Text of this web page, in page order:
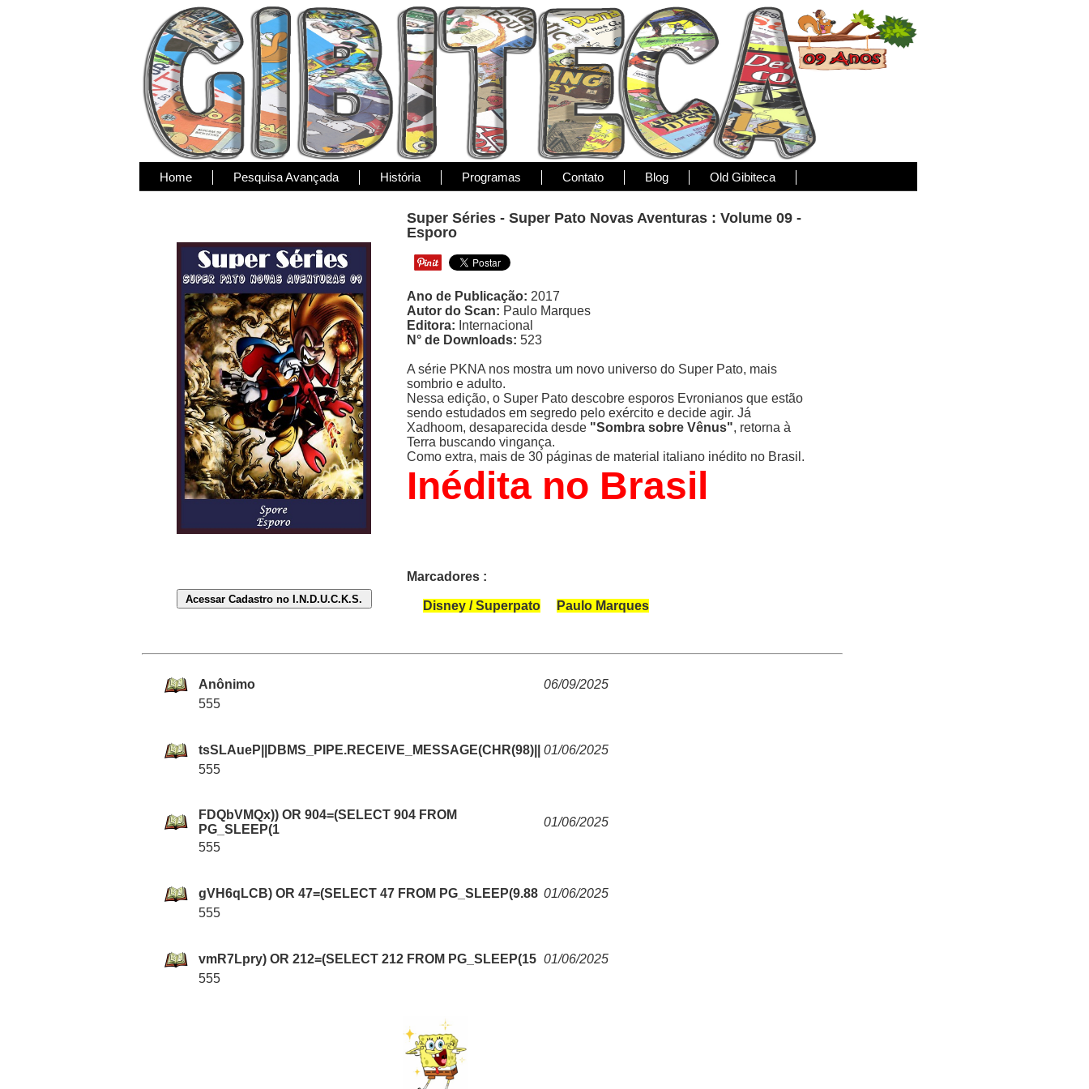
Home Pesquisa Avançada História Programas Contato Blog Old Gibiteca
Super Séries - Super Pato Novas Aventuras : Volume 09 -
Esporo
Ano de Publicação: 2017
Autor do Scan: Paulo Marques
Editora: Internacional
N° de Downloads: 523
A série PKNA nos mostra um novo universo do Super Pato, mais
sombrio e adulto.
Nessa edição, o Super Pato descobre esporos Evronianos que estão
sendo estudados em segredo pelo exército e decide agir. Já
Xadhoom, desaparecida desde "Sombra sobre Vênus", retorna à
Terra buscando vingança.
Como extra, mais de 30 páginas de material italiano inédito no Brasil.
Inédita no Brasil
Marcadores :
Disney / Superpato Paulo Marques
Anônimo
06/09/2025
555
tsSLAueP||DBMS_PIPE.RECEIVE_MESSAGE(CHR(98)||
01/06/2025
555
FDQbVMQx)) OR 904=(SELECT 904 FROM
PG_SLEEP(1
01/06/2025
555
gVH6qLCB) OR 47=(SELECT 47 FROM PG_SLEEP(9.88 01/06/2025
555
vmR7Lpry) OR 212=(SELECT 212 FROM PG_SLEEP(15 01/06/2025
555